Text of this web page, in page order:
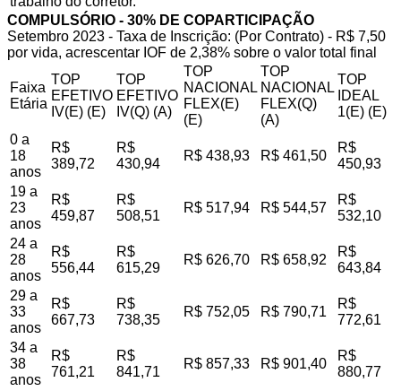
COMPULSÓRIO - 30% DE COPARTICIPAÇÃO
Setembro 2023 - Taxa de Inscrição: (Por Contrato) - R$ 7,50
por vida, acrescentar IOF de 2,38% sobre o valor total final
Faixa
Etária
TOP
EFETIVO
IV(E) (E)
TOP
EFETIVO
IV(Q) (A)
TOP
NACIONAL
FLEX(E)
(E)
TOP
NACIONAL
FLEX(Q)
(A)
TOP
IDEAL
1(E) (E)
0 a
18
anos
R$
389,72
R$
430,94
R$ 438,93 R$ 461,50
R$
450,93
19 a
23
anos
R$
459,87
R$
508,51
R$ 517,94 R$ 544,57
R$
532,10
24 a
28
anos
R$
556,44
R$
615,29
R$ 626,70 R$ 658,92
R$
643,84
29 a
33
anos
R$
667,73
R$
738,35
R$ 752,05 R$ 790,71
R$
772,61
34 a
38
anos
R$
761,21
R$
841,71
R$ 857,33 R$ 901,40
R$
880,77